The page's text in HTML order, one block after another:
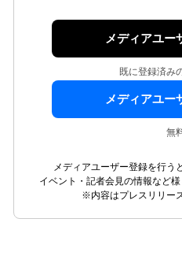
メディアユー
既に登録済み
メディアユー
無
メディアユーザー登録を行う
イベント・記者会見の情報など
※内容はプレスリリー